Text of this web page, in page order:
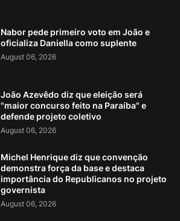
Nabor pede primeiro voto em João e
oficializa Daniella como suplente
August 06, 2026
João Azevêdo diz que eleição será
"maior concurso feito na Paraíba" e
defende projeto coletivo
August 06, 2026
Michel Henrique diz que convenção
demonstra força da base e destaca
importância do Republicanos no projeto
governista
August 06, 2026